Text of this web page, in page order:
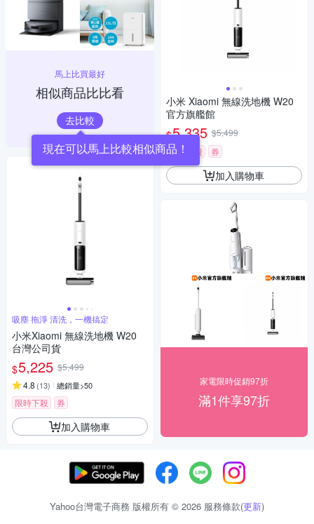
馬上比買最好
相似商品比比看
去比較
現在可以馬上比較相似商品！
吸塵 拖淨 清洗，一機搞定
小米Xiaomi 無線洗地機 W20
台灣公司貨
$5,225 $5,499
4.8 (13) 總銷量>50
限時下殺 券
加入購物車
小米 Xiaomi 無線洗地機 W20
官方旗艦館
$5,335 $5,499
限時下殺
券
加入購物車
家電限時促銷97折
滿1件享97折
Yahoo台灣電子商務 版權所有 © 2026 服務條款(更新)